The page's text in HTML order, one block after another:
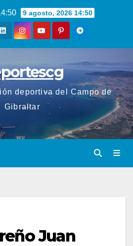
9 agosto, 2026 14:50
deportiva del Campo de
Gibraltar
Juan